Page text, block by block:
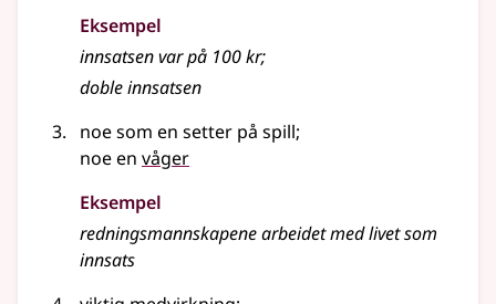
Eksempel
innsatsenvar på 100 kr;
dobleinnsatsen
noe som en setter på spill;
noe en våger
Eksempel
redningsmannskapene arbeidet med livet som
innsats